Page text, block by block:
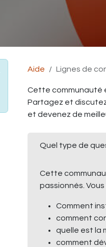
Aide Lignes de
Cette communauté
Partagez et
et devenez de
Quel type de
Cette
passionnés.
Comment
comment
quelle est la
comment